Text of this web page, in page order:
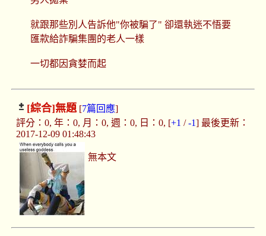
就跟那些別人告訴他"你被騙了" 卻還執迷不悟要
匯款給詐騙集團的老人一樣
一切都因貪婪而起
[綜合]無題[7篇回應]
評分：0, 年：0, 月：0, 週：0, 日：0, [+1 /-1] 最後更新：
2017-12-09 01:48:43
無本文